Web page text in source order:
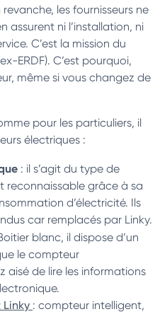
les fournisseurs ne
assurent ni l’installation, ni
C’est la mission du
ERDF). C’est pourquoi,
même si vous changez de
pour les particuliers, il
électriques :
: il s’agit du type de
reconnaissable grâce à sa
d’électricité. Ils
car remplacés par Linky.
blanc, il dispose d’un
le compteur
aisé de lire les informations
: compteur intelligent,